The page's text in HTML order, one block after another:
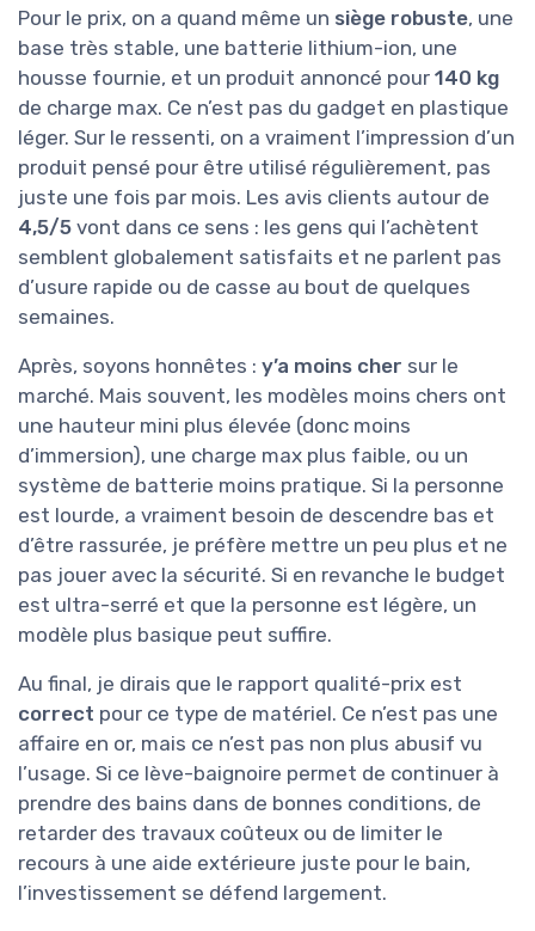
Pour le prix, on a quand même un siège robuste, une
base très stable, une batterie lithium-ion, une
housse fournie, et un produit annoncé pour 140 kg
de charge max. Ce n’est pas du gadget en plastique
léger. Sur le ressenti, on a vraiment l’impression d’un
produit pensé pour être utilisé régulièrement, pas
juste une fois par mois. Les avis clients autour de
4,5/5 vont dans ce sens : les gens qui l’achètent
semblent globalement satisfaits et ne parlent pas
d’usure rapide ou de casse au bout de quelques
semaines.
Après, soyons honnêtes : y’a moins cher sur le
marché. Mais souvent, les modèles moins chers ont
une hauteur mini plus élevée (donc moins
d’immersion), une charge max plus faible, ou un
système de batterie moins pratique. Si la personne
est lourde, a vraiment besoin de descendre bas et
d’être rassurée, je préfère mettre un peu plus et ne
pas jouer avec la sécurité. Si en revanche le budget
est ultra-serré et que la personne est légère, un
modèle plus basique peut suffire.
Au final, je dirais que le rapport qualité-prix est
correct pour ce type de matériel. Ce n’est pas une
affaire en or, mais ce n’est pas non plus abusif vu
l’usage. Si ce lève-baignoire permet de continuer à
prendre des bains dans de bonnes conditions, de
retarder des travaux coûteux ou de limiter le
recours à une aide extérieure juste pour le bain,
l’investissement se défend largement.